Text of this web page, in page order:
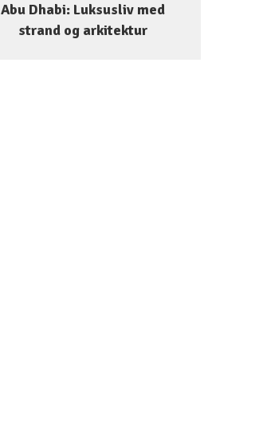
Abu Dhabi: Luksusliv med
strand og arkitektur